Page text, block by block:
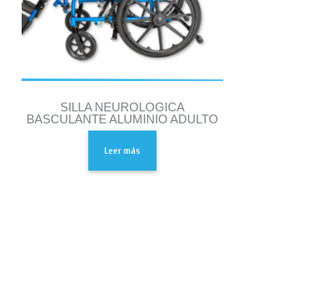
SILLA NEUROLOGICA
BASCULANTE ALUMINIO ADULTO
Leer más